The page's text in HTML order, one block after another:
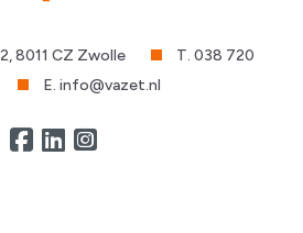
8011 CZ Zwolle
T. 038 720
E. info@vazet.nl